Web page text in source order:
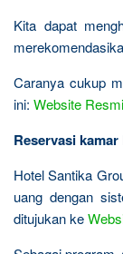
Kita dapat
Caranya cukup
ini: Website
Reservasi
Hotel Santika
uang dengan
ditujukan ke